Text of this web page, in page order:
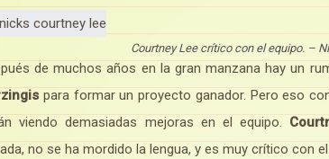
Courtney Lee crítico con el equipo. –
de muchos años en la gran manzana hay un
para formar un proyecto ganador. Pero eso
viendo demasiadas mejoras en el equipo.
no se ha mordido la lengua, y es muy crítico con